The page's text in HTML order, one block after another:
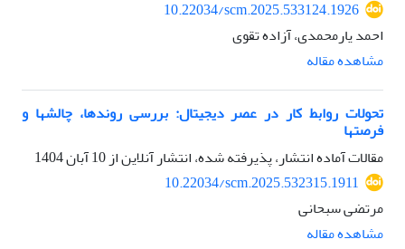
10.22034/scm.2025.533124.1926
احمد یارمحمدی، آزاده تقوی
مشاهده مقاله
تحولات روابط کار در عصر دیجیتال: بررسی روندها، چالشها و
فرصتها
مقالات آماده انتشار، پذیرفته شده، انتشار آنلاین از10 آبان 1404
10.22034/scm.2025.532315.1911
مرتضی سبحانی
مشاهده مقاله